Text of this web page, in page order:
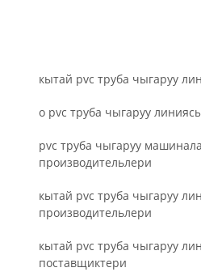
кытай pvc труба чыгаруу
o pvc труба чыгаруу
pvc труба чыгаруу
производительлери
кытай pvc труба чыгаруу
производительлери
кытай pvc труба чыгаруу
поставщиктери